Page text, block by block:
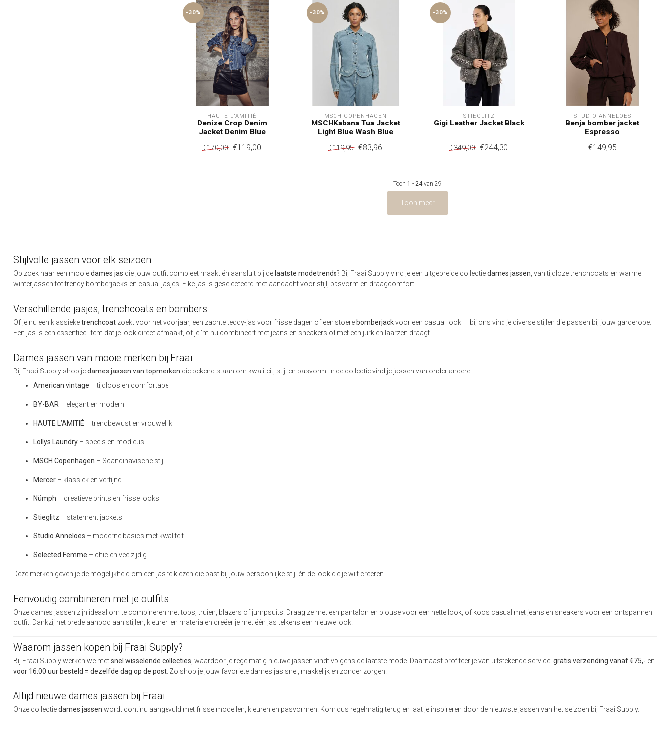
-30%
HAUTE L'AMITIÉ
Denize Crop Denim
Jacket Denim Blue
€170,00 €119,00
-30%
MSCH COPENHAGEN
MSCHKabana Tua Jacket
Light Blue Wash Blue
€119,95 €83,96
-30%
STIEGLITZ
Gigi Leather Jacket Black
€349,00 €244,30
STUDIO ANNELOES
Benja bomber jacket
Espresso
€149,95
Toon 1 - 24van 29
Toon meer
Stijlvolle jassen voor elk seizoen
Op zoek naar een mooiedames jas die jouw outfit compleet maakt én aansluit bij de laatste modetrends? Bij Fraai Supply vind je een uitgebreide collectiedames jassen , van tijdloze trenchcoats en warme
winterjassen tot trendy bomberjacks en casual jasjes. Elke jas is geselecteerd met aandacht voor stijl, pasvorm en draagcomfort.
Verschillende jasjes, trenchcoats en bombers
Of je nu een klassieketrenchcoat zoekt voor het voorjaar, een zachte teddy-jas voor frisse dagen of een stoere bomberjackvoor een casual look — bij ons vind je diverse stijlen die passen bij jouw garderobe.
Een jas is een essentieel item dat je look direct afmaakt, of je ’m nu combineert met jeans en sneakers of met een jurk en laarzen draagt.
Dames jassen van mooie merken bij Fraai
Bij Fraai Supply shop jedames jassen van topmerken die bekend staan om kwaliteit, stijl en pasvorm. In de collectie vind je jassen van onder andere:
American vintage – tijdloos en comfortabel
BY-BAR – elegant en modern
HAUTE L’AMITIÉ – trendbewust en vrouwelijk
Lollys Laundry – speels en modieus
MSCH Copenhagen – Scandinavische stijl
Mercer – klassiek en verfijnd
Nümph – creatieve prints en frisse looks
Stieglitz – statement jackets
Studio Anneloes – moderne basics met kwaliteit
Selected Femme – chic en veelzijdig
Deze merken geven je de mogelijkheid om een jas te kiezen die past bij jouw persoonlijke stijl én de look die je wilt creëren.
Eenvoudig combineren met je outfits
Onze dames jassen zijn ideaal om te combineren met tops, truien, blazers of jumpsuits. Draag ze met een pantalon en blouse voor een nette look, of koos casual met jeans en sneakers voor een ontspannen
outfit. Dankzij het brede aanbod aan stijlen, kleuren en materialen creëer je met één jas telkens een nieuwe look.
Waarom jassen kopen bij Fraai Supply?
Bij Fraai Supply werken we metsnel wisselende collecties , waardoor je regelmatig nieuwe jassen vindt volgens de laatste mode. Daarnaast profiteer je van uitstekende service: gratis verzending vanaf €75,- en
voor 16:00 uur besteld = dezelfde dag op de post . Zo shop je jouw favoriete dames jas snel, makkelijk en zonder zorgen.
Altijd nieuwe dames jassen bij Fraai
Onze collectiedames jassen wordt continu aangevuld met frisse modellen, kleuren en pasvormen. Kom dus regelmatig terug en laat je inspireren door de nieuwste jassen van het seizoen bij Fraai Supply.